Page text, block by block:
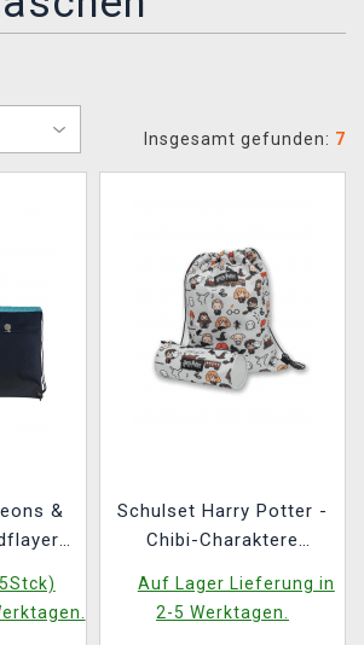
Insgesamt gefunden: 7
&
Schulset Harry Potter -
Chibi-Charaktere
Ranzen)
Auf Lager Lieferung in
2-5 Werktagen.